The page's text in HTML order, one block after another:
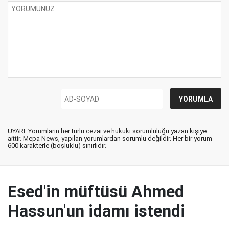
UYARI: Yorumların her türlü cezai ve hukuki sorumluluğu yazan kişiye
aittir. Mepa News, yapılan yorumlardan sorumlu değildir. Her bir yorum
600 karakterle (boşluklu) sınırlıdır.
Esed'in müftüsü Ahmed
Hassun'un idamı istendi